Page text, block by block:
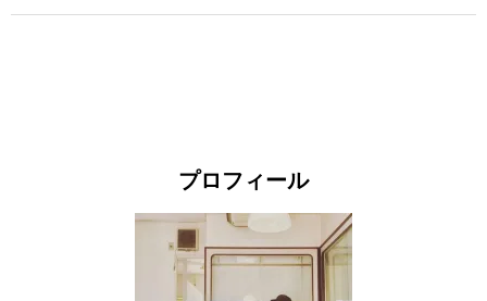
プロフィール